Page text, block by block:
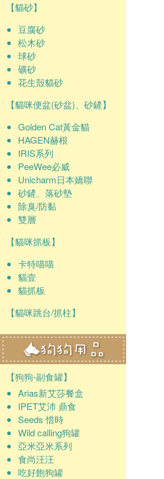
【貓砂】
豆腐砂
松木砂
球砂
礦砂
花生殼貓砂
【貓咪便盆(砂盆)、砂鏟】
Golden Cat黃金貓
HAGEN赫根
IRIS系列
PeeWee必威
Unicharm日本嬌聯
砂鏟、落砂墊
除臭/防黏
雙層
【貓咪抓板】
卡特喵喵
貓壹
貓抓板
【貓咪跳台/抓柱】
【狗狗-副食罐】
Arias新艾莎餐盒
IPET艾沛 鼎食
Seeds 惜時
Wild calling狗罐
亞米亞米系列
食尚汪汪
吃好飽狗罐